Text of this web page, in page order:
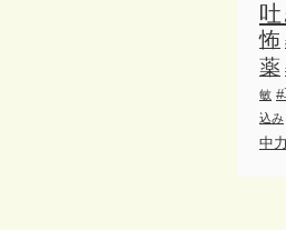
怖
薬
敏
込み
中